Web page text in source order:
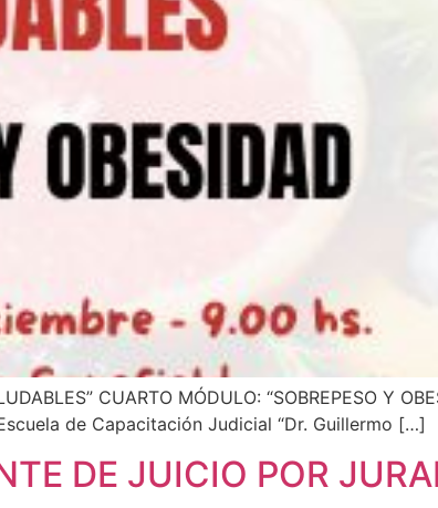
CUARTO MÓDULO: “SOBREPESO Y
de Capacitación Judicial “Dr. Guillermo […]
DE JUICIO POR